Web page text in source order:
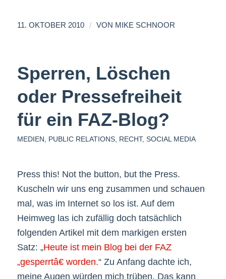
11. OKTOBER 2010 / VON MIKE SCHNOOR
Sperren, Löschen
oder Pressefreiheit
für ein FAZ-Blog?
MEDIEN, PUBLIC RELATIONS, RECHT, SOCIAL MEDIA
Press this! Not the button, but the Press.
Kuscheln wir uns eng zusammen und schauen
mal, was im Internet so los ist. Auf dem
Heimweg las ich zufällig doch tatsächlich
folgenden Artikel mit dem markigen ersten
Satz: „Heute ist mein Blog bei der FAZ
„gesperrtâ€ worden.“ Zu Anfang dachte ich,
meine Augen würden mich trüben. Das kann